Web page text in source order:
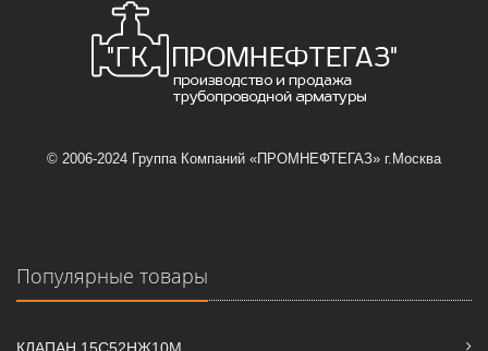
© 2006-2024 Группа Компаний «ПРОМНЕФТЕГАЗ» г.Москва
Популярные товары